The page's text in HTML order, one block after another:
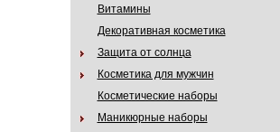
Витамины
Декоративная косметика
Защита от солнца
Косметика для мужчин
Косметические наборы
Маникюрные наборы